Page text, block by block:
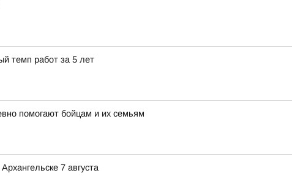
темп работ за 5 лет
помогают бойцам и их семьям
7 августа